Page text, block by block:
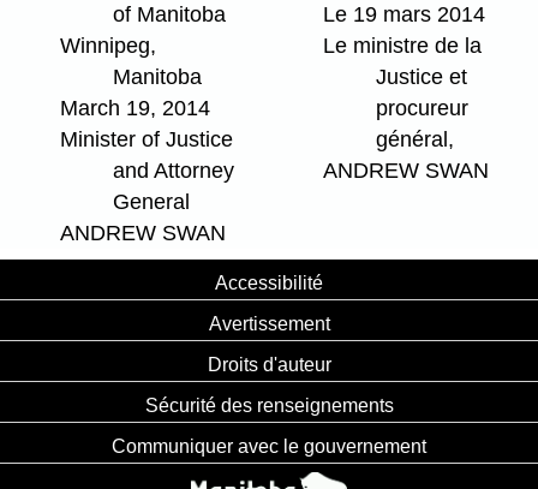
of Manitoba
Winnipeg,
Manitoba
March 19, 2014
Minister of Justice
and Attorney
General
ANDREW SWAN
Le 19 mars 2014
Le ministre de la
Justice et
procureur
général,
ANDREW SWAN
Accessibilité
Avertissement
Droits d'auteur
Sécurité des renseignements
Communiquer avec le gouvernement